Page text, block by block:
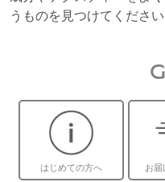
うものを見つけてください
はじめての方へ お届